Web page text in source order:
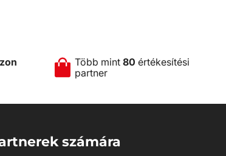
Több mint 80 értékesítési
partner
számára